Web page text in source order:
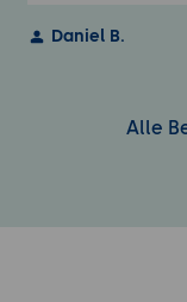
Daniel B.
Alle